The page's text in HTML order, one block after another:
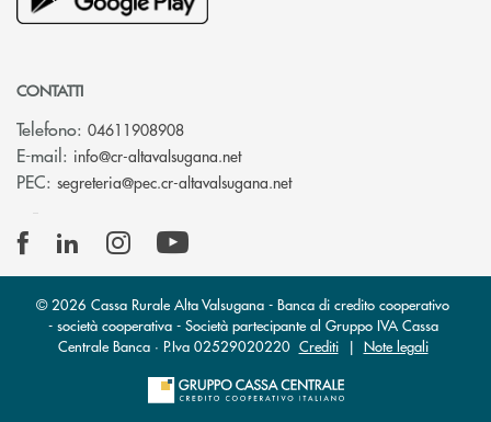
CONTATTI
Telefono: 04611908908
E-mail: info@cr-altavalsugana.net(si apre l’app di posta
PEC: segreteria@pec.cr-altavalsugana.net(si apre l’app di posta
© 2026 Cassa Rurale Alta Valsugana - Banca di credito cooperativo
- società cooperativa - Società partecipante al Gruppo IVA Cassa
Centrale Banca · P.Iva 02529020220 Crediti| Note legali